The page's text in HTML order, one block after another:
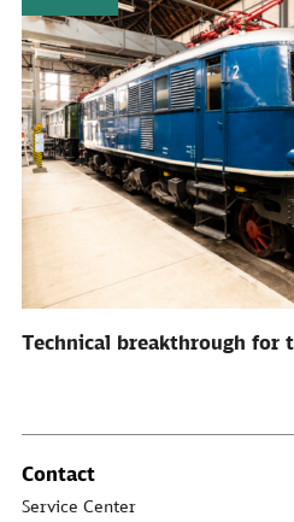
Technical breakthrough for
Contact
Service Center